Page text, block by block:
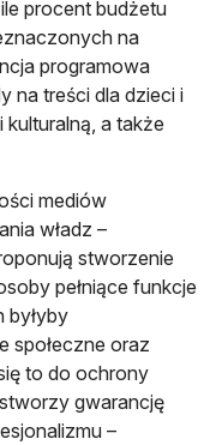
procent budżetu
na
programowa
na treści dla dzieci i
kulturalną, a także
mediów
władz –
stworzenie
pełniące funkcje
byłyby
społeczne oraz
to do ochrony
gwarancję
–